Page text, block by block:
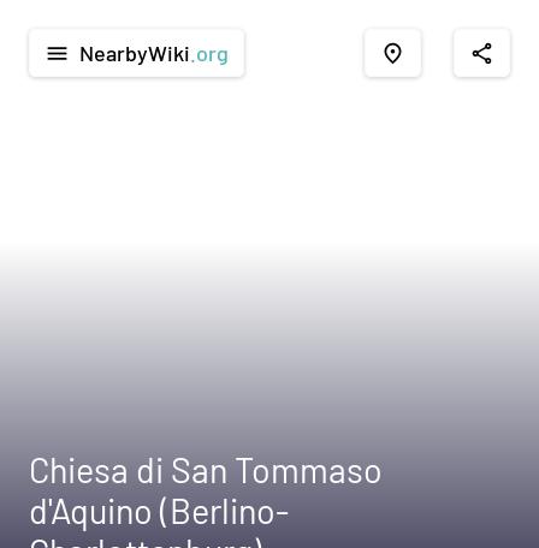
menu NearbyWiki .org place share
Chiesa di San Tommaso
d'Aquino (Berlino-